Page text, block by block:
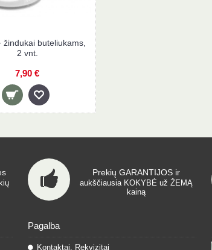
žindukai buteliukams,
2 vnt.
7,90 €
Prekių GARANTIJOS ir
aukščiausia KOKYBĖ už ŽEMĄ
kainą
Pagalba
Kontaktai, Rekvizitai